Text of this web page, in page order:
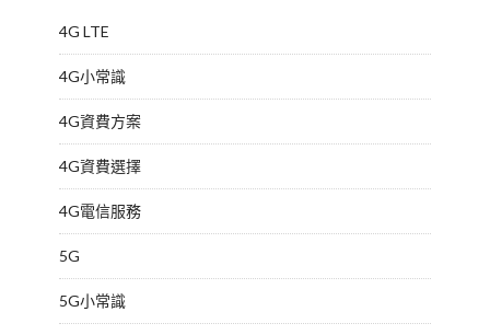
4G LTE
4G小常識
4G資費方案
4G資費選擇
4G電信服務
5G
5G小常識